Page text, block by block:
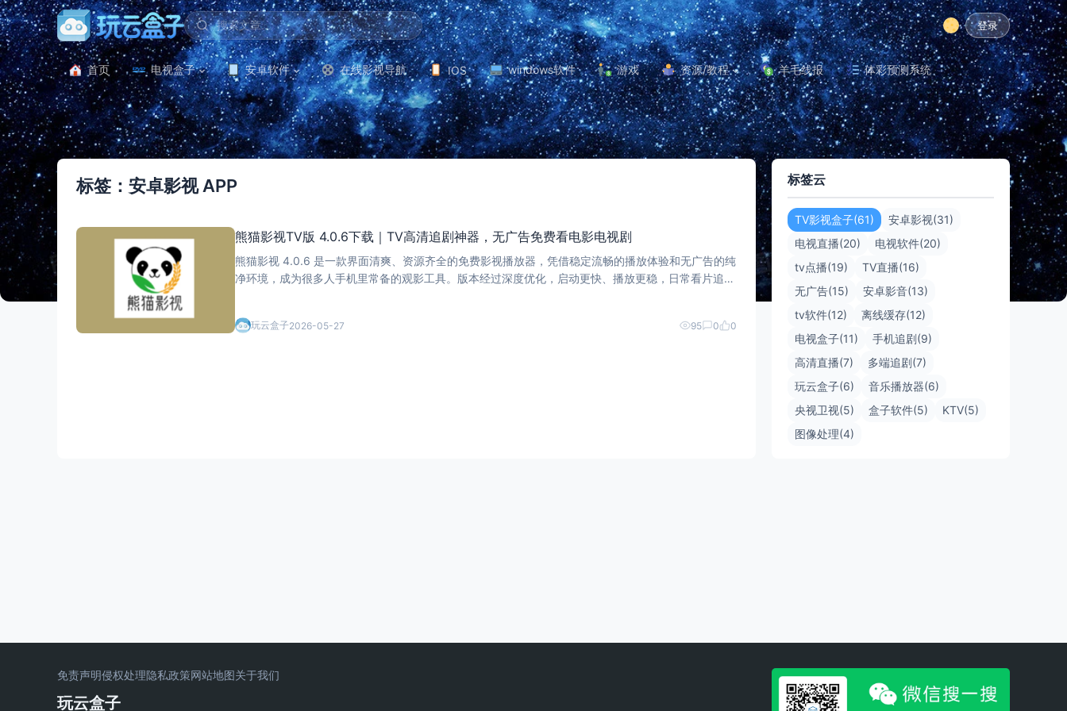
登录
首页 电视盒子 安卓软件 在线影视导航 IOS windows软件 游戏 资源/教程 羊毛线报 体彩预测系统
标签：安卓影视 APP
熊猫影视TV版 4.0.6下载｜TV高清追剧神器，无广告免费看电影电视剧
熊猫影视 4.0.6 是一款界面清爽、资源齐全的免费影视播放器，凭借稳定流畅的播放体验和无广告的纯
净环境，成为很多人手机里常备的观影工具。版本经过深度优化，启动更快、播放更稳，日常看片追剧
玩云盒子2026-05-27 95 0 0
标签云
TV影视盒子(61)
安卓影视(31)
电视直播(20)
电视软件(20)
tv点播(19)
TV直播(16)
无广告(15)
安卓影音(13)
tv软件(12)
离线缓存(12)
电视盒子(11)
手机追剧(9)
高清直播(7)
多端追剧(7)
玩云盒子(6)
音乐播放器(6)
央视卫视(5)
盒子软件(5)
KTV(5)
图像处理(4)
免责声明侵权处理隐私政策网站地图关于我们
玩云盒子